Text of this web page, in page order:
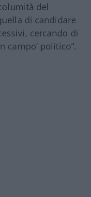
del
di candidare
cercando di
campo’ politico”.